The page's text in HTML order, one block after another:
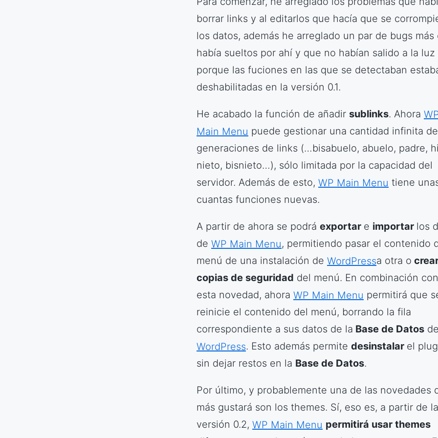
borrar links y al editarlos que hacía que se
los datos, además he arreglado un par de bugs más
había sueltos por ahí y que no habían salido a la luz
porque las fuciones en las que se detectaban
deshabilitadas en la versión 0.1.
He acabado la función de añadir sublinks. Ahora
Main Menu puede gestionar una cantidad infinita de
generaciones de links (…bisabuelo, abuelo, padre,
nieto, bisnieto…), sólo limitada por la capacidad del
servidor. Además de esto, WP Main Menu tiene
cuantas funciones nuevas.
A partir de ahora se podrá exportar e importar los
de WP Main Menu, permitiendo pasar el contenido
menú de una instalación de WordPressa otra o
copias de seguridad del menú. En combinación con
esta novedad, ahora WP Main Menu permitirá que
reinicie el contenido del menú, borrando la fila
correspondiente a sus datos de la Base de Datos de
WordPress. Esto además permite desinstalar el
sin dejar restos en la Base de Datos.
Por último, y probablemente una de las novedades
más gustará son los themes. Sí, eso es, a partir de la
versión 0.2, WP Main Menu permitirá usar themes